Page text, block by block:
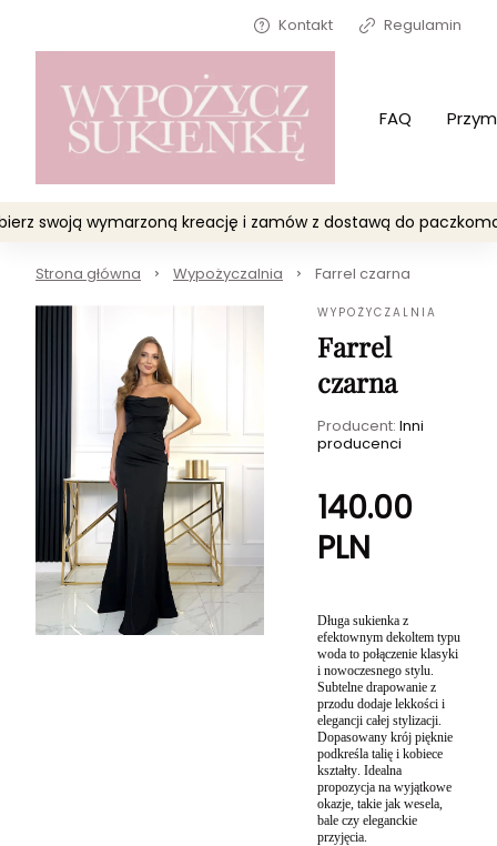
Kontakt Regulamin
FAQ
swoją wymarzoną kreację i zamów z dostawą do
Strona główna Wypożyczalnia Farrel czarna
WYPOŻYCZALNIA
Farrel
czarna
Producent:Inni
producenci
140.00
PLN
Długa sukienka z
efektownym dekoltem typu
woda to połączenie klasyki
i nowoczesnego stylu.
Subtelne drapowanie z
przodu dodaje lekkości i
elegancji całej stylizacji.
Dopasowany krój pięknie
podkreśla talię i kobiece
kształty. Idealna
propozycja na wyjątkowe
okazje, takie jak wesela,
bale czy eleganckie
przyjęcia.